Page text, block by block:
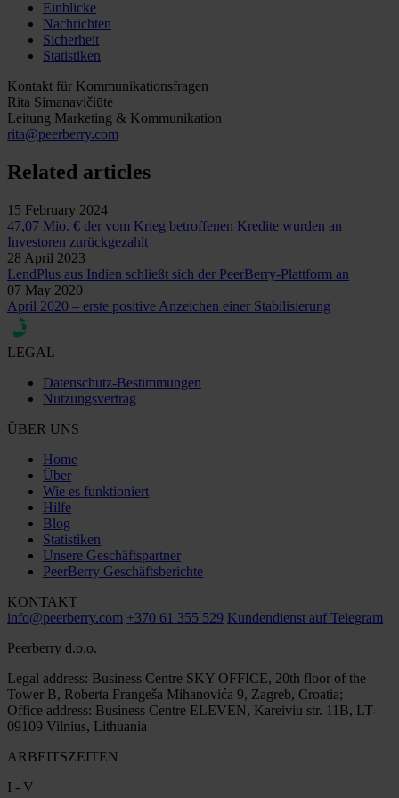
Einblicke
Nachrichten
Sicherheit
Statistiken
Kontakt für Kommunikationsfragen
Rita Simanavičiūtė
Leitung Marketing & Kommunikation
rita@peerberry.com
Related articles
15 February 2024
47,07 Mio. € der vom Krieg betroffenen Kredite wurden an
Investoren zurückgezahlt
28 April 2023
LendPlus aus Indien schließt sich der PeerBerry-Plattform an
07 May 2020
April 2020 – erste positive Anzeichen einer Stabilisierung
LEGAL
Datenschutz-Bestimmungen
Nutzungsvertrag
ÜBER UNS
Home
Über
Wie es funktioniert
Hilfe
Blog
Statistiken
Unsere Geschäftspartner
PeerBerry Geschäftsberichte
KONTAKT
info@peerberry.com +370 61 355 529 Kundendienst auf Telegram
Peerberry d.o.o.
Legal address: Business Centre SKY OFFICE, 20th floor of the
Tower B, Roberta Frangeša Mihanovića 9, Zagreb, Croatia;
Office address: Business Centre ELEVEN, Kareiviu str. 11B, LT-
09109 Vilnius, Lithuania
ARBEITSZEITEN
I - V